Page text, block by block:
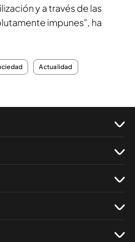
y a través de las
impunes", ha
Actualidad